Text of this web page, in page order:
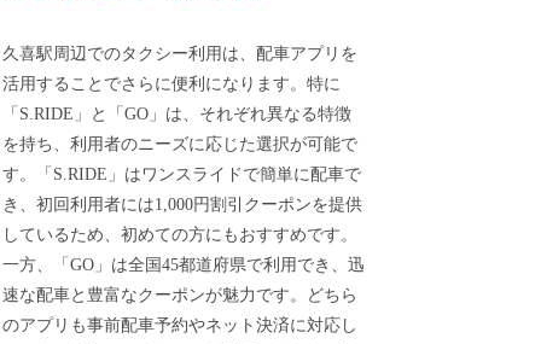
久喜駅周辺でのタクシー利用は、配車アプリを
活用することでさらに便利になります。特に
「S.RIDE」と「GO」は、それぞれ異なる特徴
を持ち、利用者のニーズに応じた選択が可能で
す。「S.RIDE」はワンスライドで簡単に配車で
き、初回利用者には1,000円割引クーポンを提供
しているため、初めての方にもおすすめです。
一方、「GO」は全国45都道府県で利用でき、迅
速な配車と豊富なクーポンが魅力です。どちら
のアプリも事前配車予約やネット決済に対応し